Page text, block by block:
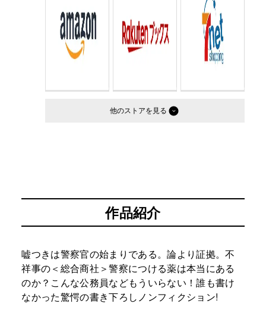
判型：
他のストア
作品紹介
嘘つきは警察官の始まりである。論より証拠。不
祥事の＜総合商社＞警察につける薬は本当にある
のか？こんな公務員などもういらない！誰も書け
なかった驚愕の書き下ろしノンフィクション!